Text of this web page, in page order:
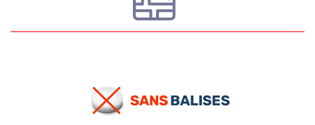
SANSBALISES